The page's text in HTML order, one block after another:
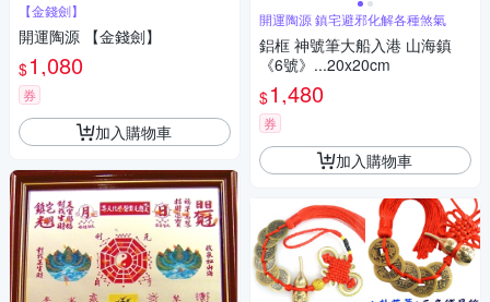
【金錢劍】
開運陶源 【金錢劍】
$1,080
券
加入購物車
開運陶源 鎮宅避邪化解各種煞氣
鋁框 神號筆大船入港 山海鎮
《6號》...20x20cm
$1,480
券
加入購物車